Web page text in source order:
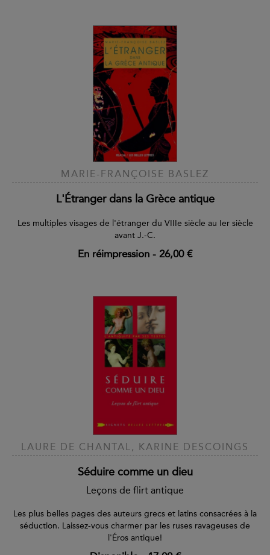
MARIE-FRANÇOISE BASLEZ
L'Étranger dans la Grèce antique
Les multiples visages de l'étranger du VIIIe siècle au Ier siècle
avant J.-C.
En réimpression - 26,00 €
LAURE DE CHANTAL, KARINE DESCOINGS
Séduire comme un dieu
Leçons de flirt antique
Les plus belles pages des auteurs grecs et latins consacrées à la
séduction. Laissez-vous charmer par les ruses ravageuses de
l'Éros antique!